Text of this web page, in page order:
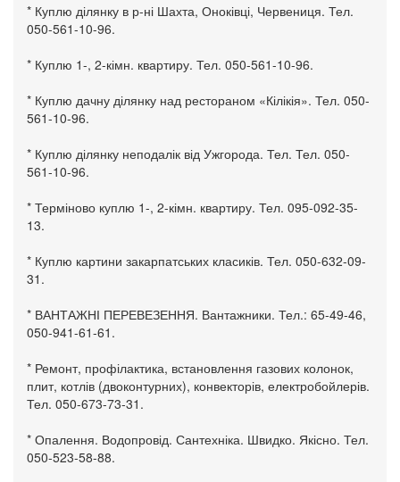
* Куплю ділянку в р-ні Шахта, Оноківці, Червениця. Тел.
050-561-10-96.
* Куплю 1-, 2-кімн. квартиру. Тел. 050-561-10-96.
* Куплю дачну ділянку над рестораном «Кілікія». Тел. 050-
561-10-96.
* Куплю ділянку неподалік від Ужгорода. Тел. Тел. 050-
561-10-96.
* Терміново куплю 1-, 2-кімн. квартиру. Тел. 095-092-35-
13.
* Куплю картини закарпатських класиків. Тел. 050-632-09-
31.
* ВАНТАЖНІ ПЕРЕВЕЗЕННЯ. Вантажники. Тел.: 65-49-46,
050-941-61-61.
* Ремонт, профілактика, встановлення газових колонок,
плит, котлів (двоконтурних), конвекторів, електробойлерів.
Тел. 050-673-73-31.
* Опалення. Водопровід. Сантехніка. Швидко. Якісно. Тел.
050-523-58-88.